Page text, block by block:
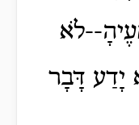
לֹא
יָדַע דָּבָר